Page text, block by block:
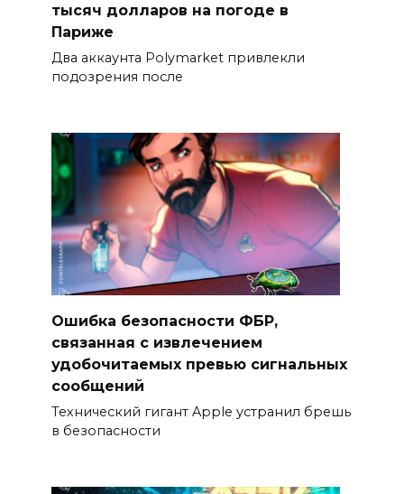
тысяч долларов на погоде в
Париже
Два аккаунта Polymarket привлекли
подозрения после
Ошибка безопасности ФБР,
связанная с извлечением
удобочитаемых превью сигнальных
сообщений
Технический гигант Apple устранил брешь
в безопасности